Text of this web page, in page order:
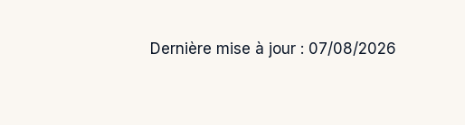
Dernière mise à jour : 07/08/2026